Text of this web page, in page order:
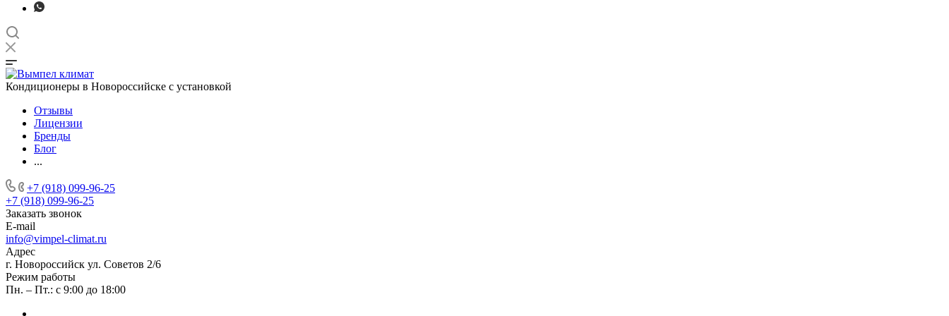
Кондиционеры в Новороссийске с установкой
Отзывы
Лицензии
Бренды
Блог
...
+7 (918) 099-96-25
+7 (918) 099-96-25
Заказать звонок
E-mail
info@vimpel-climat.ru
Адрес
г. Новороссийск ул. Советов 2/6
Режим работы
Пн. – Пт.: с 9:00 до 18:00